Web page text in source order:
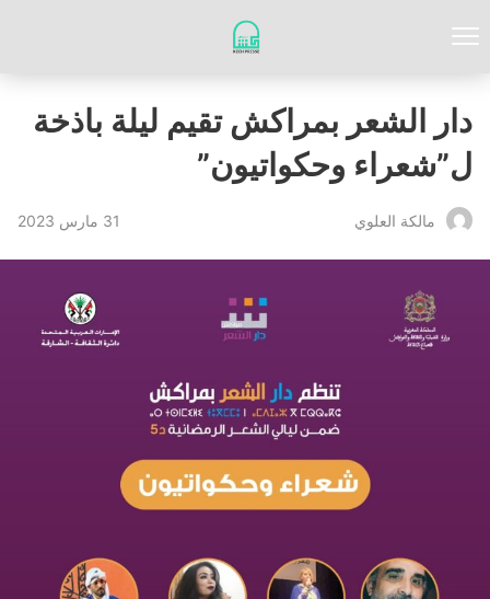
دار الشعر بمراكش تقيم ليلة باذخة
ل”شعراء وحكواتيون”
مالكة العلوي 31 مارس 2023